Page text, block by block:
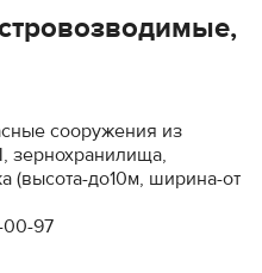
сооружения из
зернохранилища,
(высота-до10м, ширина-от
00-97